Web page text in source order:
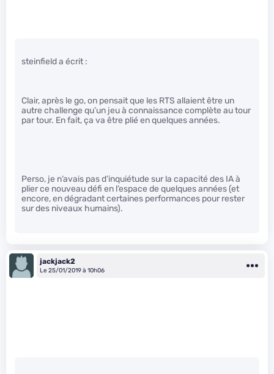
steinfield a écrit :
Clair, après le go, on pensait que les RTS allaient être un
autre challenge qu’un jeu à connaissance complète au tour
par tour. En fait, ça va être plié en quelques années.
Perso, je n’avais pas d’inquiétude sur la capacité des IA à
plier ce nouveau défi en l’espace de quelques années (et
encore, en dégradant certaines performances pour rester
sur des niveaux humains).
jackjack2
Le 25/01/2019 à 10h06